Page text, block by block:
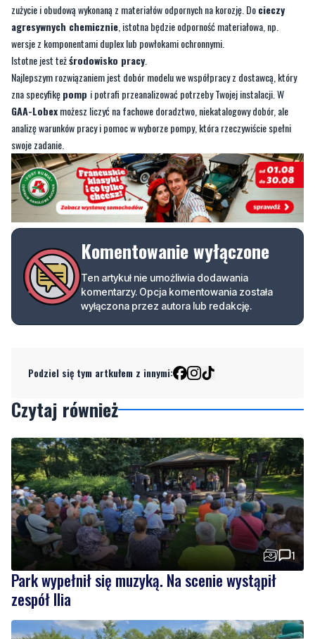
Istotne jest teżśrodowisko pracy.
Najlepszym rozwiązaniem jest dobór modelu we współpracy z dostawcą, który
zna specyfikępompi potrafi przeanalizować potrzeby Twojej instalacji. W
GAA-Lobexmożesz liczyć na fachowe doradztwo, niekatalogowy dobór, ale
analizę warunków pracy i pomoc w wyborze pompy, która rzeczywiście spełni
swoje zadanie.
Komentowanie wyłączone
Ten artykuł nie umożliwia dodawania
wyłączona przez autora lub redakcję.
Podziel się tym artkułem z innymi:
1
Park wypełnił się muzyką. Na scenie wystąpił
zespół Ilia